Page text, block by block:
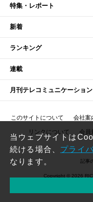
特集・レポート
新着
ランキング
連載
月刊テレコミュニケーション
このサイトについて 会社案
リンクについて 会員
記事
Copyright © 2026 RIC
当ウェブサイトは
続ける場合、 プライ
なります。